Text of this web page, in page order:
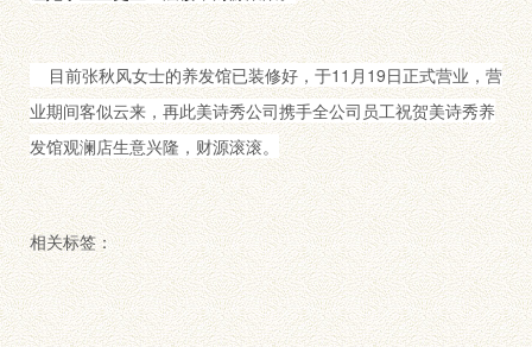
目前张秋风女士的养发馆已装修好，于11月19日正式营业，营
业期间客似云来，再此美诗秀公司携手全公司员工祝贺美诗秀养
发馆观澜店生意兴隆，财源滚滚。
相关标签：